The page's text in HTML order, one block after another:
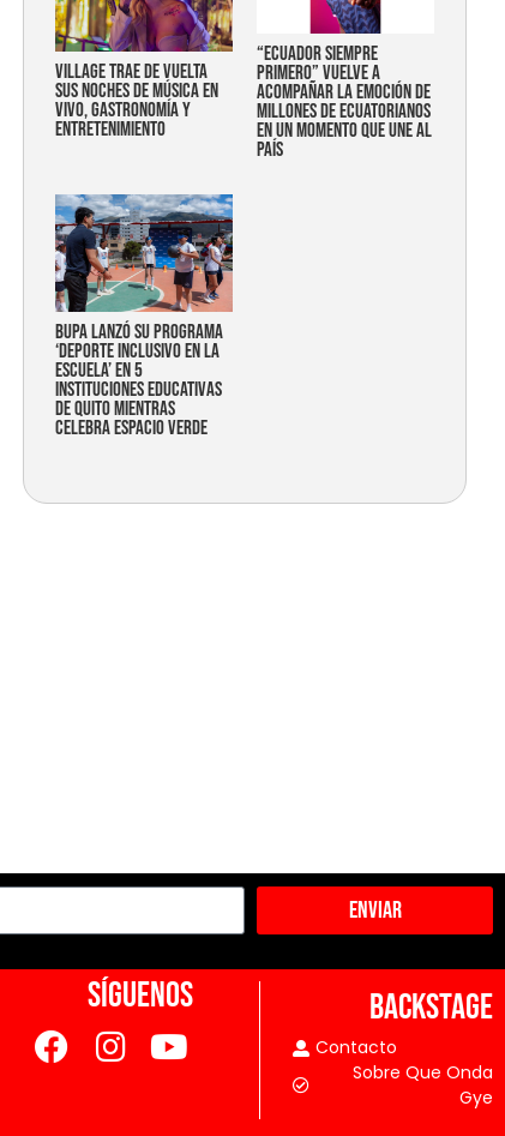
Village trae de vuelta
sus noches de música en
vivo, gastronomía y
entretenimiento
“Ecuador siempre
primero” vuelve a
acompañar la emoción de
millones de ecuatorianos
en un momento que une al
país
Bupa lanzó su programa
‘Deporte Inclusivo en la
Escuela’ en 5
instituciones educativas
de Quito mientras
celebra espacio verde
Enviar
SÍGUENOS BACKSTAGE
Contacto
Sobre Que Onda
Gye